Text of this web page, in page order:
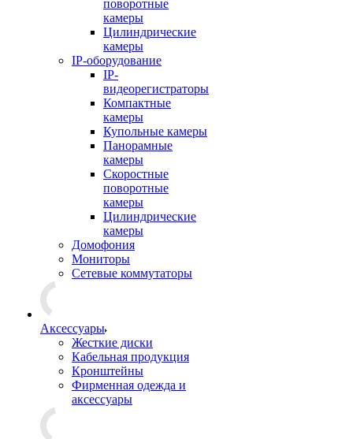
поворотные
камеры
Цилиндрические
камеры
IP-оборудование
IP-
видеорегистраторы
Компактные
камеры
Купольные камеры
Панорамные
камеры
Скоростные
поворотные
камеры
Цилиндрические
камеры
Домофония
Мониторы
Сетевые коммутаторы
Аксессуары
Жесткие диски
Кабельная продукция
Кронштейны
Фирменная одежда и
аксессуары